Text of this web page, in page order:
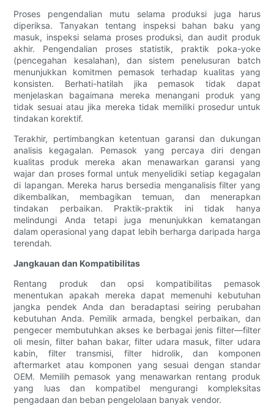
Proses pengendalian mutu selama produksi juga harus
diperiksa. Tanyakan tentang inspeksi bahan baku yang
masuk, inspeksi selama proses produksi, dan audit produk
akhir. Pengendalian proses statistik, praktik poka-yoke
(pencegahan kesalahan), dan sistem penelusuran batch
menunjukkan komitmen pemasok terhadap kualitas yang
konsisten. Berhati-hatilah jika pemasok tidak dapat
menjelaskan bagaimana mereka menangani produk yang
tidak sesuai atau jika mereka tidak memiliki prosedur untuk
tindakan korektif.
Terakhir, pertimbangkan ketentuan garansi dan dukungan
analisis kegagalan. Pemasok yang percaya diri dengan
kualitas produk mereka akan menawarkan garansi yang
wajar dan proses formal untuk menyelidiki setiap kegagalan
di lapangan. Mereka harus bersedia menganalisis filter yang
dikembalikan, membagikan temuan, dan menerapkan
tindakan perbaikan. Praktik-praktik ini tidak hanya
melindungi Anda tetapi juga menunjukkan kematangan
dalam operasional yang dapat lebih berharga daripada harga
terendah.
Jangkauan dan Kompatibilitas
Rentang produk dan opsi kompatibilitas pemasok
menentukan apakah mereka dapat memenuhi kebutuhan
jangka pendek Anda dan beradaptasi seiring perubahan
kebutuhan Anda. Pemilik armada, bengkel perbaikan, dan
pengecer membutuhkan akses ke berbagai jenis filter—filter
oli mesin, filter bahan bakar, filter udara masuk, filter udara
kabin, filter transmisi, filter hidrolik, dan komponen
aftermarket atau komponen yang sesuai dengan standar
OEM. Memilih pemasok yang menawarkan rentang produk
yang luas dan kompatibel mengurangi kompleksitas
pengadaan dan beban pengelolaan banyak vendor.